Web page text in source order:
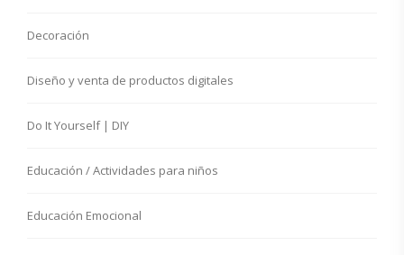
Decoración
Diseño y venta de productos digitales
Do It Yourself | DIY
Educación / Actividades para niños
Educación Emocional